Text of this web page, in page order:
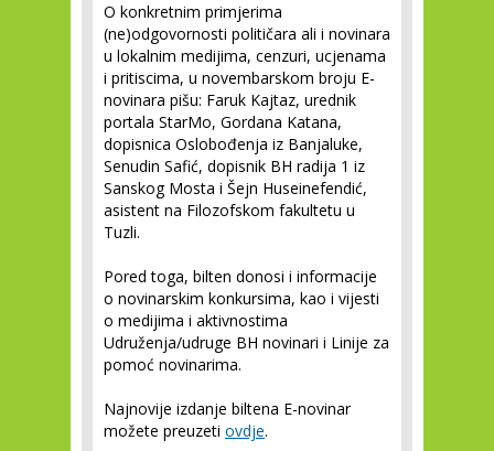
O konkretnim primjerima
(ne)odgovornosti političara ali i novinara
u lokalnim medijima, cenzuri, ucjenama
i pritiscima, u novembarskom broju E-
novinara pišu: Faruk Kajtaz, urednik
portala StarMo, Gordana Katana,
dopisnica Oslobođenja iz Banjaluke,
Senudin Safić, dopisnik BH radija 1 iz
Sanskog Mosta i Šejn Huseinefendić,
asistent na Filozofskom fakultetu u
Tuzli.
Pored toga, bilten donosi i informacije
o novinarskim konkursima, kao i vijesti
o medijima i aktivnostima
Udruženja/udruge BH novinari i Linije za
pomoć novinarima.
Najnovije izdanje biltena E-novinar
možete preuzeti ovdje.